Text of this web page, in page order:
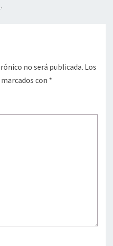
.
no será publicada. Los
con *